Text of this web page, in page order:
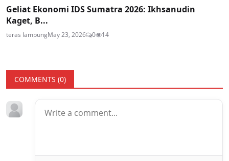
Geliat Ekonomi IDS Sumatra 2026: Ikhsanudin
Kaget, B...
teras lampungMay 23, 2026 0 14
COMMENTS (0)